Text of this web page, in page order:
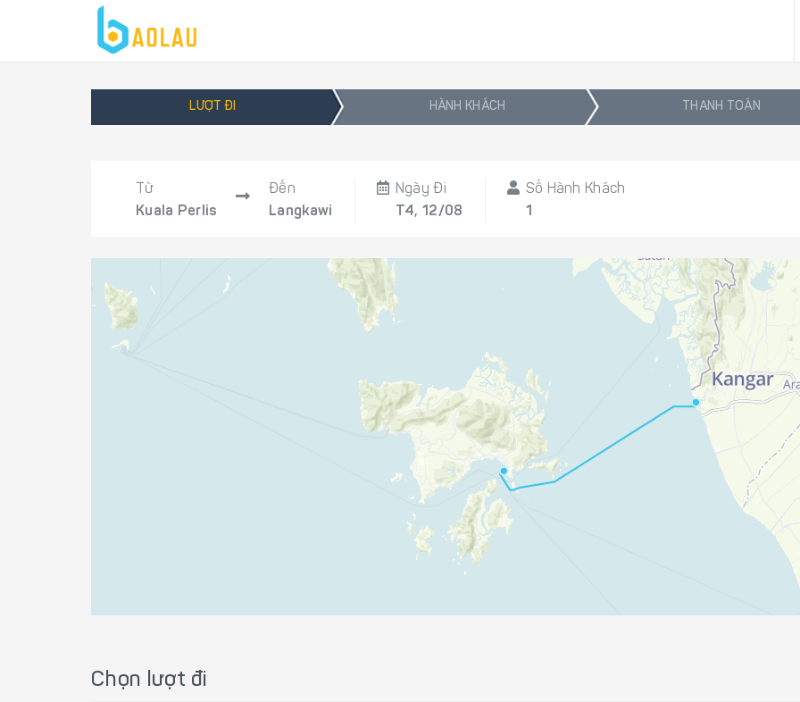
LƯỢT ĐI HÀNH KHÁCH THANH TOÁN
Từ
Kuala Perlis
Đến
Langkawi
Ngày Đi
T4, 12/08
Số Hành Khách
1
Chọn lượt đi